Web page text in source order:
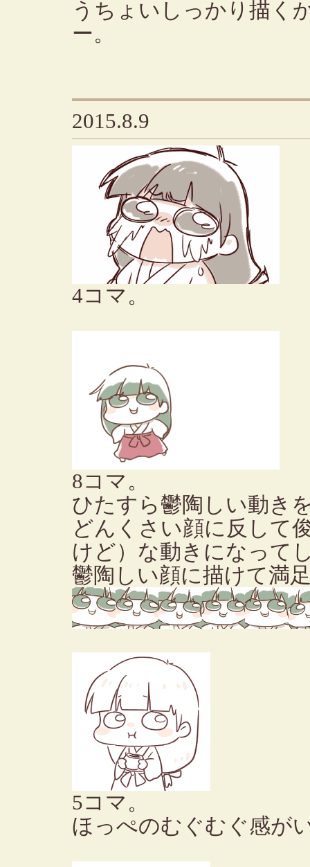
うちょいしっかり描く
ー。
2015.8.9
4コマ。
8コマ。
ひたすら鬱陶しい動き
どんくさい顔に反して
けど）な動きになって
鬱陶しい顔に描けて満
5コマ。
ほっぺのむぐむぐ感が